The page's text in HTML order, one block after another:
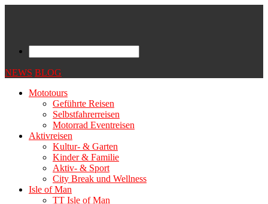
NEWS BLOG
Mototours
Geführte Reisen
Selbstfahrerreisen
Motorrad Eventreisen
Aktivreisen
Kultur- & Garten
Kinder & Familie
Aktiv- & Sport
City Break und Wellness
Isle of Man
TT Isle of Man